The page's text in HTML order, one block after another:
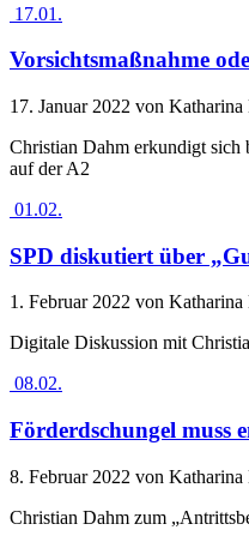
17.01.
Vorsichtsmaßnahme
17. Januar 2022 von Katharina
Christian Dahm erkundigt sich
auf der A2
01.02.
SPD diskutiert über
1. Februar 2022 von Katharina
Digitale Diskussion mit
08.02.
Förderdschungel muss
8. Februar 2022 von Katharina
Christian Dahm zum